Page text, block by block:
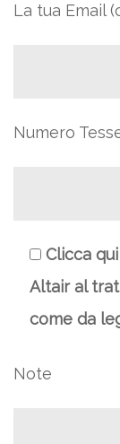
La tua Email
Numero
Clicca
Altair al
come da
Note